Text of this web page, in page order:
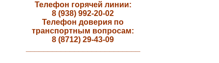
Телефон горячей линии:
8 (938) 992-20-02
Телефон доверия по
транспортным вопросам:
8 (8712) 29-43-09